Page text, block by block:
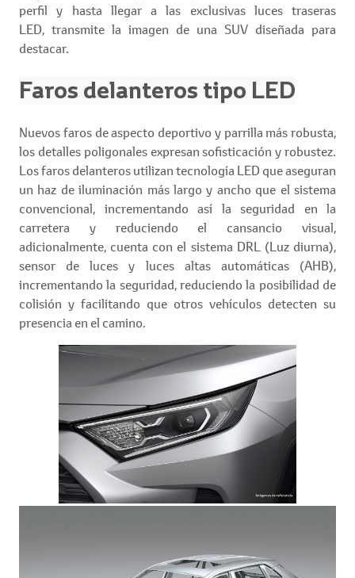
perfil y hasta llegar a las exclusivas luces traseras
LED, transmite la imagen de una SUV diseñada para
destacar.
Faros delanteros tipo LED
Nuevos faros de aspecto deportivo y parrilla más robusta,
los detalles poligonales expresan sofisticación y robustez.
Los faros delanteros utilizan tecnología LED que aseguran
un haz de iluminación más largo y ancho que el sistema
convencional, incrementando así la seguridad en la
carretera y reduciendo el cansancio visual,
adicionalmente, cuenta con el sistema DRL (Luz diurna),
sensor de luces y luces altas automáticas (AHB),
incrementando la seguridad, reduciendo la posibilidad de
colisión y facilitando que otros vehículos detecten su
presencia en el camino.